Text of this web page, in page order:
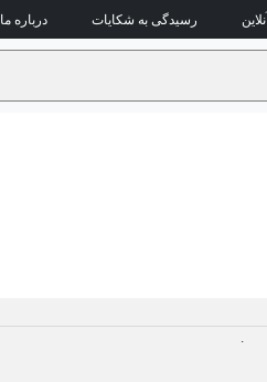
رسیدگی به شکایات درباره ما
.